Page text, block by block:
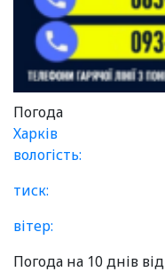
Погода
Харків
вологість:
тиск:
вітер:
Погода на 10 днів від